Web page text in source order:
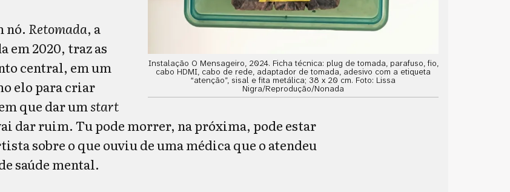
Instalação O Mensageiro, 2024. Ficha técnica: plug de tomada, parafuso, fio,
cabo HDMI, cabo de rede, adaptador de tomada, adesivo com a etiqueta
“atenção”, sisal e fita metálica; 38 x 20 cm. Foto: Lissa
Nigra/Reprodução/Nonada
nó. Retomada, a
2020, traz as
central, em um
elo para criar
que dar umstart
dar ruim. Tu pode morrer, na próxima, pode estar
sobre o que ouviu de uma médica que o atendeu
saúde mental.